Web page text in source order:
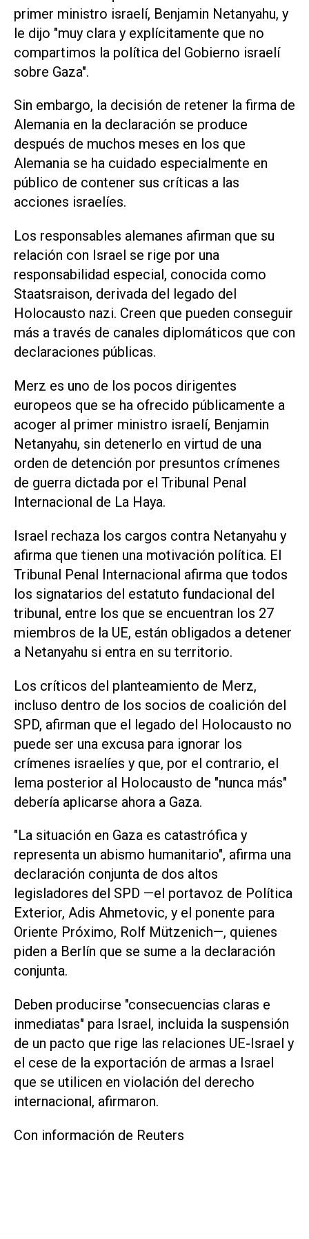
primer ministro israelí, Benjamin Netanyahu, y
le dijo "muy clara y explícitamente que no
compartimos la política del Gobierno israelí
sobre Gaza".
Sin embargo, la decisión de retener la firma de
Alemania en la declaración se produce
después de muchos meses en los que
Alemania se ha cuidado especialmente en
público de contener sus críticas a las
acciones israelíes.
Los responsables alemanes afirman que su
relación con Israel se rige por una
responsabilidad especial, conocida como
Staatsraison, derivada del legado del
Holocausto nazi. Creen que pueden conseguir
más a través de canales diplomáticos que con
declaraciones públicas.
Merz es uno de los pocos dirigentes
europeos que se ha ofrecido públicamente a
acoger al primer ministro israelí, Benjamin
Netanyahu, sin detenerlo en virtud de una
orden de detención por presuntos crímenes
de guerra dictada por el Tribunal Penal
Internacional de La Haya.
Israel rechaza los cargos contra Netanyahu y
afirma que tienen una motivación política. El
Tribunal Penal Internacional afirma que todos
los signatarios del estatuto fundacional del
tribunal, entre los que se encuentran los 27
miembros de la UE, están obligados a detener
a Netanyahu si entra en su territorio.
Los críticos del planteamiento de Merz,
incluso dentro de los socios de coalición del
SPD, afirman que el legado del Holocausto no
puede ser una excusa para ignorar los
crímenes israelíes y que, por el contrario, el
lema posterior al Holocausto de "nunca más"
debería aplicarse ahora a Gaza.
"La situación en Gaza es catastrófica y
representa un abismo humanitario", afirma una
declaración conjunta de dos altos
legisladores del SPD —el portavoz de Política
Exterior, Adis Ahmetovic, y el ponente para
Oriente Próximo, Rolf Mützenich—, quienes
piden a Berlín que se sume a la declaración
conjunta.
Deben producirse "consecuencias claras e
inmediatas" para Israel, incluida la suspensión
de un pacto que rige las relaciones UE-Israel y
el cese de la exportación de armas a Israel
que se utilicen en violación del derecho
internacional, afirmaron.
Con información de Reuters